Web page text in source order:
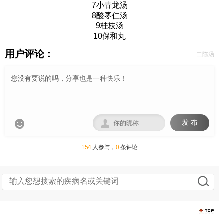
7小青龙汤
8酸枣仁汤
9桂枝汤
10保和丸
用户评论： 二陈汤
 发 布

154 人参与， 0条评论